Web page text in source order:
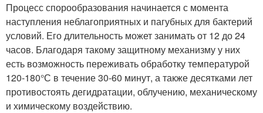
Процесс спорообразования начинается с момента
наступления неблагоприятных и пагубных для бактерий
условий. Его длительность может занимать от 12 до 24
часов. Благодаря такому защитному механизму у них
есть возможность переживать обработку температурой
120-180°С в течение 30-60 минут, а также десятками лет
противостоять дегидратации, облучению, механическому
и химическому воздействию.